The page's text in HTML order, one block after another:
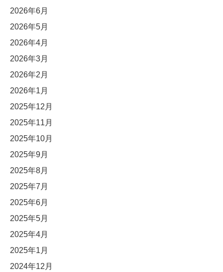
2026年6月
2026年5月
2026年4月
2026年3月
2026年2月
2026年1月
2025年12月
2025年11月
2025年10月
2025年9月
2025年8月
2025年7月
2025年6月
2025年5月
2025年4月
2025年1月
2024年12月